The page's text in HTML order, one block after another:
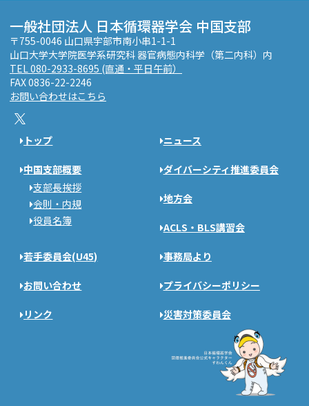
一般社団法人 日本循環器学会 中国支部
〒755-0046 山口県宇部市南小串1-1-1
山口大学大学院医学系研究科 器官病態内科学（第二内科）内
TEL 080-2933-8695 (直通・平日午前）
FAX 0836-22-2246
お問い合わせはこちら
トップ ニュース
中国支部概要
支部長挨拶
会則・内規
役員名簿
ダイバーシティ推進委員会
地方会
ACLS・BLS講習会
若手委員会(U45) 事務局より
お問い合わせ プライバシーポリシー
リンク 災害対策委員会